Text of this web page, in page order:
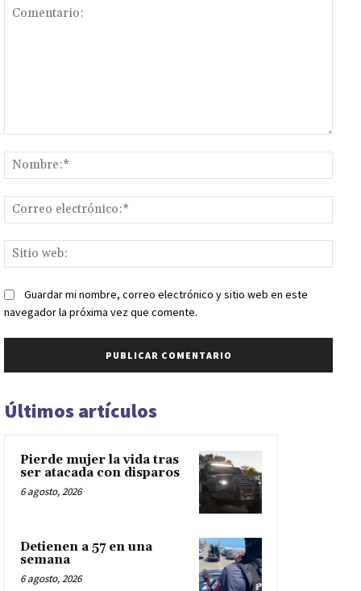
web:
Guardar mi nombre, correo electrónico y sitio web en este
navegador la próxima vez que comente.
Últimos artículos
Pierde mujer la vida tras
ser atacada con disparos
6 agosto, 2026
Detienen a 57 en una
semana
6 agosto, 2026